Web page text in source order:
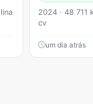
2024 · 48 711
cv
um dia atrás